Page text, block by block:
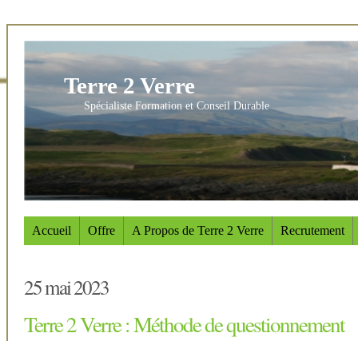
Terre 2 Verre
Spécialiste Formation et Conseil Durable
Accueil Offre A Propos de Terre 2 Verre Recrutement
25 mai 2023
Terre 2 Verre : Méthode de questionnement